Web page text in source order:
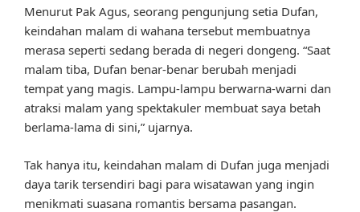
Menurut Pak Agus, seorang pengunjung setia Dufan,
keindahan malam di wahana tersebut membuatnya
merasa seperti sedang berada di negeri dongeng. “Saat
malam tiba, Dufan benar-benar berubah menjadi
tempat yang magis. Lampu-lampu berwarna-warni dan
atraksi malam yang spektakuler membuat saya betah
berlama-lama di sini,” ujarnya.
Tak hanya itu, keindahan malam di Dufan juga menjadi
daya tarik tersendiri bagi para wisatawan yang ingin
menikmati suasana romantis bersama pasangan.